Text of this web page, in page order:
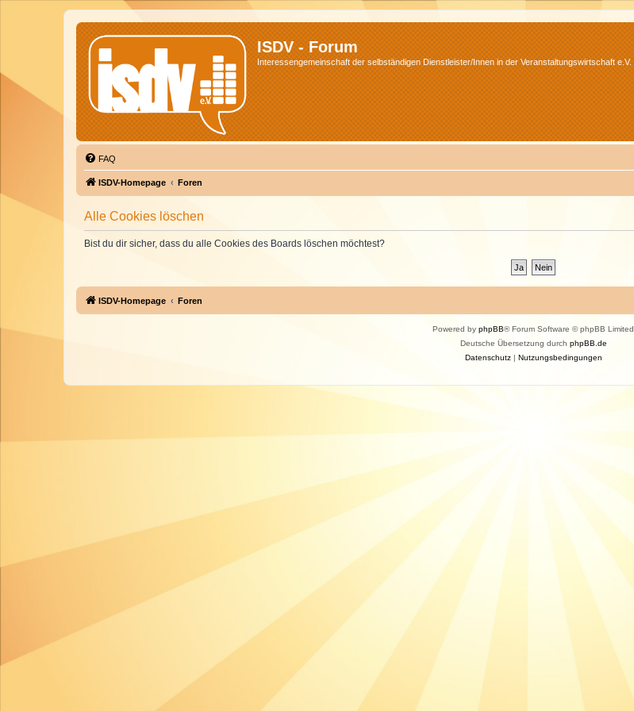
ISDV - Forum
Interessengemeinschaft der selbständigen Dienstleister/Innen in der Veranstaltungswirtschaft e.V.
FAQ
ISDV-Homepage Foren
Alle Cookies löschen
Bist du dir sicher, dass du alle Cookies des Boards löschen möchtest?
ISDV-Homepage Foren
Powered by phpBB® Forum Software © phpBB Limited
Deutsche Übersetzung durch phpBB.de
Datenschutz| Nutzungsbedingungen